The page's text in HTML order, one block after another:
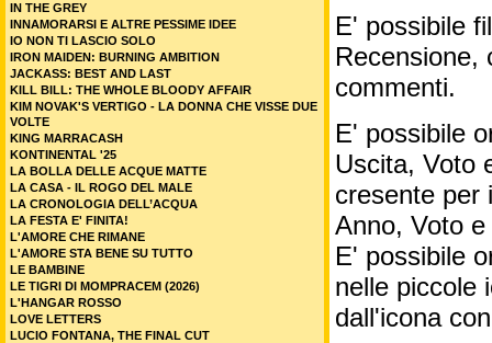
E' possibile
Recensione,
commenti.
E' possibile
Uscita, Voto
cresente per
Anno, Voto
E' possibile
nelle piccole
dall'icona
IN THE GREY
INNAMORARSI E ALTRE PESSIME IDEE
IO NON TI LASCIO SOLO
IRON MAIDEN: BURNING AMBITION
JACKASS: BEST AND LAST
KILL BILL: THE WHOLE BLOODY AFFAIR
KIM NOVAK'S VERTIGO - LA DONNA CHE VISSE DUE
VOLTE
KING MARRACASH
KONTINENTAL '25
LA BOLLA DELLE ACQUE MATTE
LA CASA - IL ROGO DEL MALE
LA CRONOLOGIA DELL’ACQUA
LA FESTA E' FINITA!
L'AMORE CHE RIMANE
L'AMORE STA BENE SU TUTTO
LE BAMBINE
LE TIGRI DI MOMPRACEM (2026)
L'HANGAR ROSSO
LOVE LETTERS
LUCIO FONTANA, THE FINAL CUT